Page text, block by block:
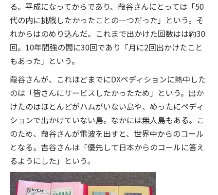
る。平成になってからであり、葭谷さんにとっては「50
代の内に挑戦したかったことの一つだった」という。そ
れからはのめり込んだ。これまで出かけた回数はは約30
回。10年間強の間に30回であり「月に2回出かけたこと
もあった」という。
葭谷さんが、これほどまでにDXペディションに熱中した
のは「皆さんにサービスしたかったため」という。出か
けたのはほとんどがハムがいない島や、めったにペディ
ションで出かけていない島。なかには無人島もある。こ
のため、葭谷さんが電波を出すと、世界中からのコール
となる。吉谷さんは「優先して日本からのコールに答え
るようにした」という。